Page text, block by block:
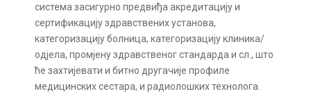
система засигурно предвиђа акредитацију и
сертификацију здравствених установа,
категоризацију болница, категоризацију клиника/
одјела, промјену здравственог стандарда и сл., што
ће захтијевати и битно другачије профиле
медицинских сестара, и радиолошких технолога.